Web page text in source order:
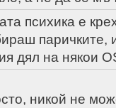
психика е
паричките,
дял на някои
никой не